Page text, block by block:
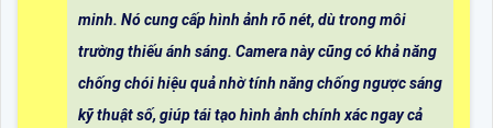
minh. Nó cung cấp hình ảnh rõ nét, dù trong môi
trường thiếu ánh sáng. Camera này cũng có khả năng
chống chói hiệu quả nhờ tính năng chống ngược sáng
kỹ thuật số, giúp tái tạo hình ảnh chính xác ngay cả